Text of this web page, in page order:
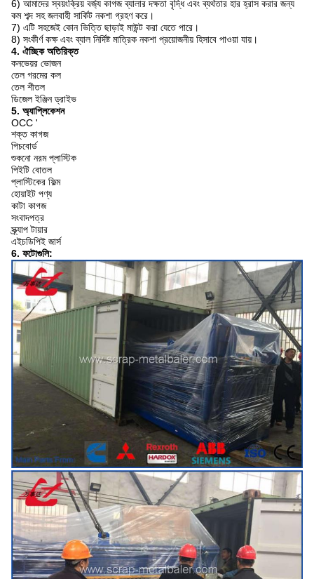
6) আমাদের স্বয়ংক্রিয় বর্জ্য কাগজ ব্যালার দক্ষতা বৃদ্ধি এবং ব্যর্থতার হার হ্রাস করার জন্য
কম শব্দ সহ জলবাহী সার্কিট নকশা গ্রহণ করে।
7) এটি সহজেই কোন ভিত্তি ছাড়াই মাউন্ট করা যেতে পারে।
8) সংকীর্ণ কক্ষ এবং ব্যাল নির্দিষ্ট মাত্রিক নকশা প্রয়োজনীয় হিসাবে পাওয়া যায়।
4. ঐচ্ছিক অতিরিক্ত
কনভেয়র ভোজন
তেল গরমের কল
তেল শীতল
ডিজেল ইঞ্জিন ড্রাইভ
5. অ্যাপ্লিকেশন
OCC '
শক্ত কাগজ
পিচবোর্ড
শুকনো নরম প্লাস্টিক
পিইটি বোতল
প্লাস্টিকের ফিল্ম
হোয়াইট পণ্য
কাটা কাগজ
সংবাদপত্র
স্ক্র্যাপ টায়ার
এইচডিপিই জার্স
6. ফটোগুলি: